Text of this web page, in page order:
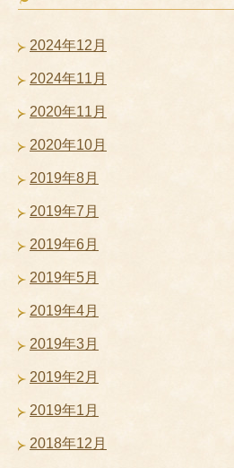
2024年12月
2024年11月
2020年11月
2020年10月
2019年8月
2019年7月
2019年6月
2019年5月
2019年4月
2019年3月
2019年2月
2019年1月
2018年12月